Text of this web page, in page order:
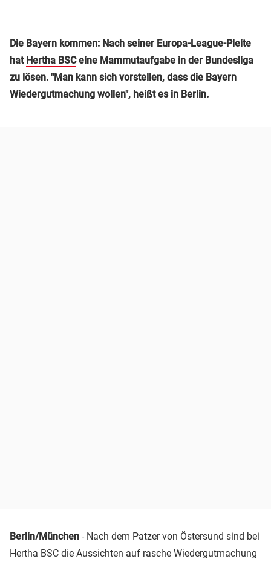
Die Bayern kommen: Nach seiner Europa-League-Pleite
hat Hertha BSCeine Mammutaufgabe in der Bundesliga
zu lösen. "Man kann sich vorstellen, dass die Bayern
Wiedergutmachung wollen", heißt es in Berlin.
Berlin/München - Nach dem Patzer von Östersund sind bei
Hertha BSC die Aussichten auf rasche Wiedergutmachung